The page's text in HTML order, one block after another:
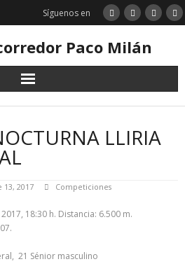
Síguenos en
Paco Milán
LLIRIA
2017 Competiciones
18:30 h. Distancia: 6.500 m.
21 Sénior masculino